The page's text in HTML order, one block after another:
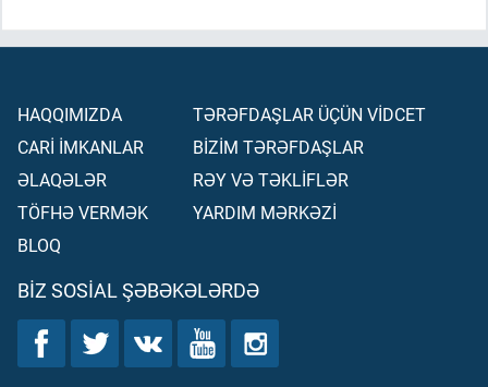
HAQQIMIZDA
CARİ İMKANLAR
ƏLAQƏLƏR
TÖFHƏ VERMƏK
BLOQ
TƏRƏFDAŞLAR ÜÇÜN VİDCET
BİZİM TƏRƏFDAŞLAR
RƏY VƏ TƏKLİFLƏR
YARDIM MƏRKƏZİ
BIZ SOSIAL ŞƏBƏKƏLƏRDƏ